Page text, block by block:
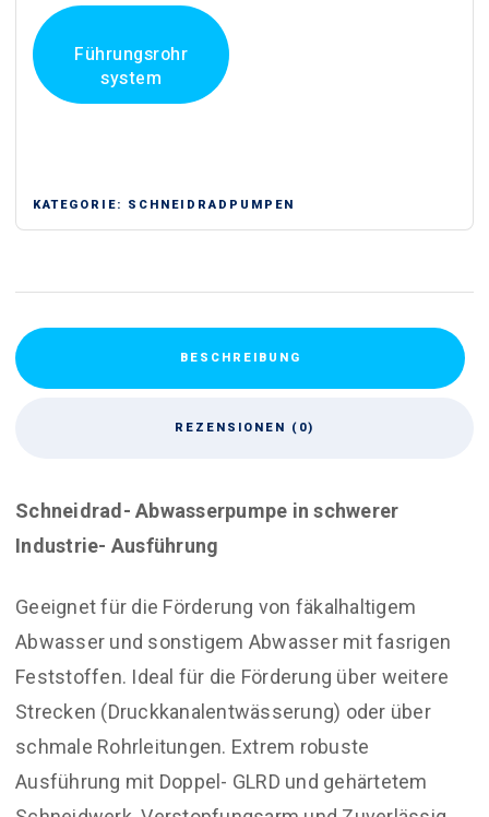
Führungsrohr
system
KATEGORIE: SCHNEIDRADPUMPEN
BESCHREIBUNG
REZENSIONEN (0)
Schneidrad- Abwasserpumpe in schwerer
Industrie- Ausführung
Geeignet für die Förderung von fäkalhaltigem
Abwasser und sonstigem Abwasser mit fasrigen
Feststoffen. Ideal für die Förderung über weitere
Strecken (Druckkanalentwässerung) oder über
schmale Rohrleitungen. Extrem robuste
Ausführung mit Doppel- GLRD und gehärtetem